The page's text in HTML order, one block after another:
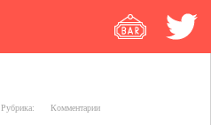
Рубрика: Комментарии